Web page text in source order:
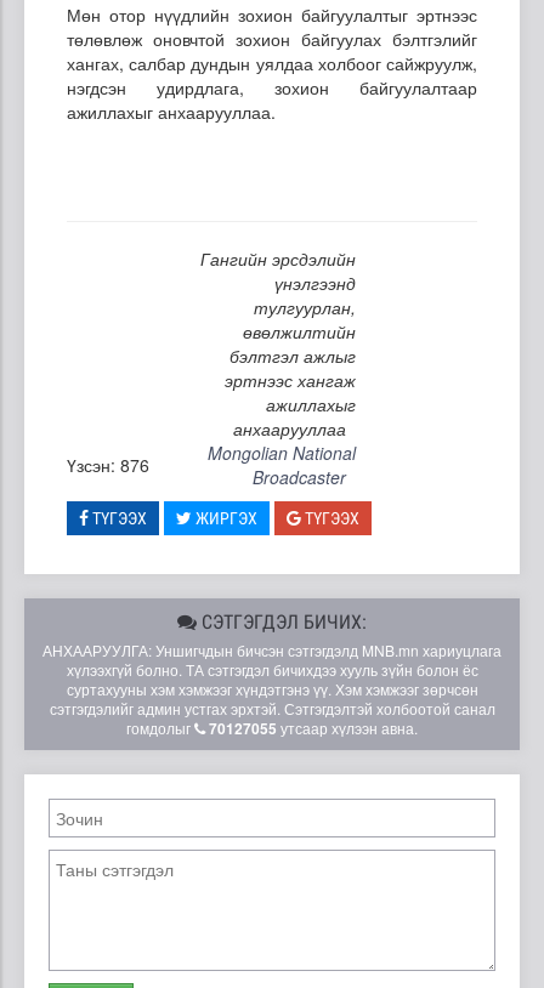
Мөн отор нүүдлийн зохион байгуулалтыг эртнээс
төлөвлөж оновчтой зохион байгуулах бэлтгэлийг
хангах, салбар дундын уялдаа холбоог сайжруулж,
нэгдсэн удирдлага, зохион байгуулалтаар
ажиллахыг анхаарууллаа.
Гангийн эрсдэлийн
үнэлгээнд
тулгуурлан,
өвөлжилтийн
бэлтгэл ажлыг
эртнээс хангаж
ажиллахыг
анхаарууллаа
Үзсэн: 876
Mongolian National
Broadcaster
ТҮГЭЭХ ЖИРГЭХ ТҮГЭЭХ
СЭТГЭГДЭЛ БИЧИХ:
АНХААРУУЛГА: Уншигчдын бичсэн сэтгэгдэлд MNB.mn хариуцлага
хүлээхгүй болно. ТА сэтгэгдэл бичихдээ хууль зүйн болон ёс
суртахууны хэм хэмжээг хүндэтгэнэ үү. Хэм хэмжээг зөрчсөн
сэтгэгдэлийг админ устгах эрхтэй. Сэтгэгдэлтэй холбоотой санал
гомдолыг
70127055 утсаар хүлээн авна.